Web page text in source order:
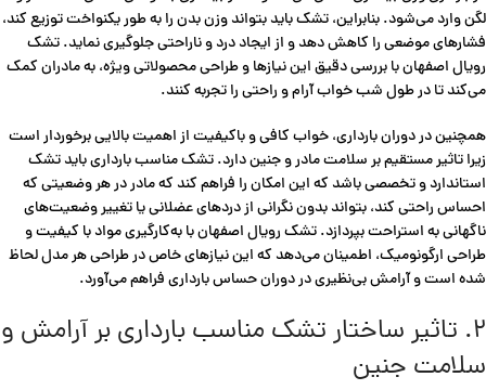
لگن وارد می‌شود. بنابراین، تشک باید بتواند وزن بدن را به طور یکنواخت توزیع کند،
فشارهای موضعی را کاهش دهد و از ایجاد درد و ناراحتی جلوگیری نماید. تشک
رویال اصفهان با بررسی دقیق این نیازها و طراحی محصولاتی ویژه، به مادران کمک
می‌کند تا در طول شب خواب آرام و راحتی را تجربه کنند.
همچنین در دوران بارداری، خواب کافی و باکیفیت از اهمیت بالایی برخوردار است
زیرا تاثیر مستقیم بر سلامت مادر و جنین دارد. تشک مناسب بارداری باید تشک‌
استاندارد و تخصصی باشد که این امکان را فراهم کند که مادر در هر وضعیتی که
احساس راحتی کند، بتواند بدون نگرانی از دردهای عضلانی یا تغییر وضعیت‌های
ناگهانی به استراحت بپردازد. تشک رویال اصفهان با به‌کارگیری مواد با کیفیت و
طراحی ارگونومیک، اطمینان می‌دهد که این نیازهای خاص در طراحی هر مدل لحاظ
شده است و آرامش بی‌نظیری در دوران حساس بارداری فراهم می‌آورد.
۲. تاثیر ساختار تشک مناسب بارداری بر آرامش و
سلامت جنین